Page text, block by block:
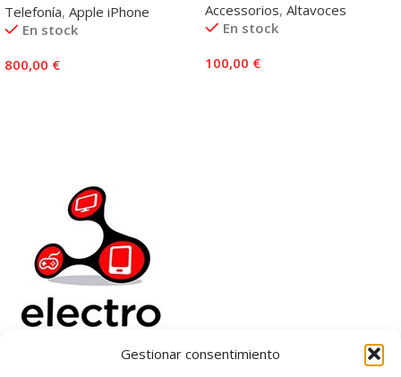
Gestionar consentimiento
Telefonía, Apple iPhone
En stock
800,00 €
Accessorios, Altavoces
En stock
100,00 €